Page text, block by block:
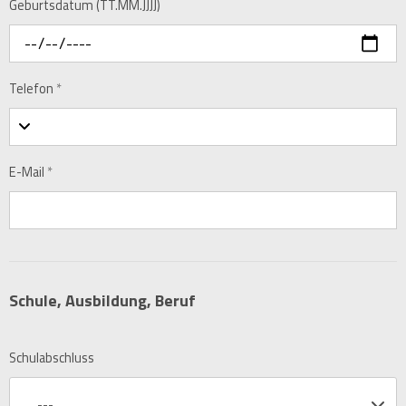
Geburtsdatum (TT.MM.JJJJ)
Telefon *
E-Mail *
Schule, Ausbildung, Beruf
Schulabschluss